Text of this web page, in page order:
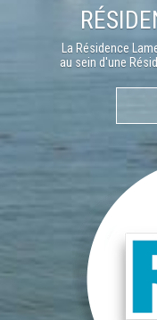
La Résidence
au sein d'une